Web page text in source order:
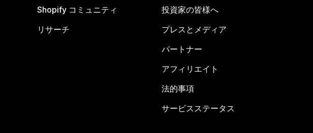
Shopify コミュニティ
リサーチ
投資家の皆様へ
プレスとメディア
パートナー
アフィリエイト
法的事項
サービスステータス